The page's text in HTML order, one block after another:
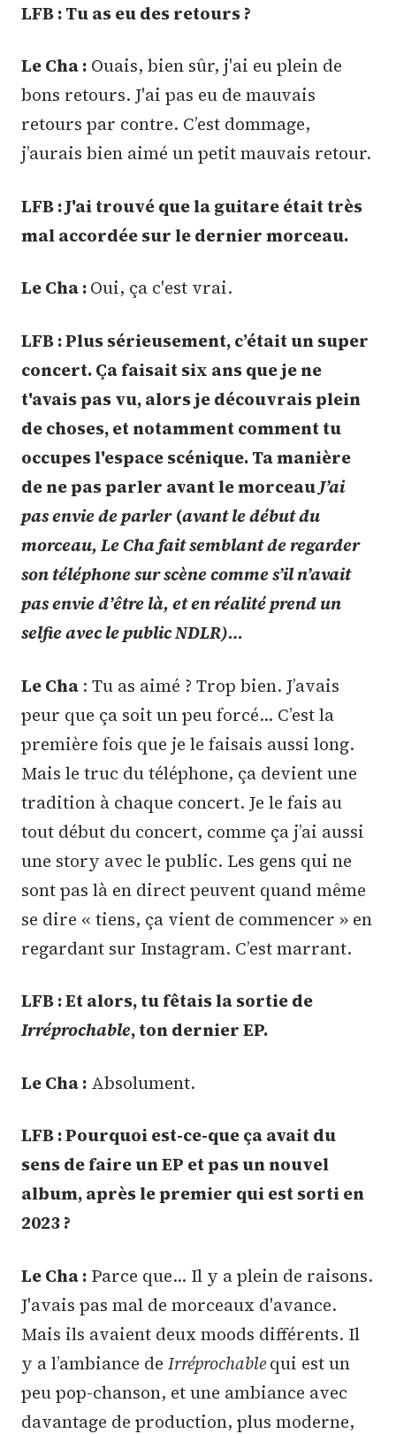
LFB : Tu as eu des retours ?
Le Cha : Ouais, bien sûr, j'ai eu plein de
bons retours. J'ai pas eu de mauvais
retours par contre. C’est dommage,
j’aurais bien aimé un petit mauvais retour.
LFB : J'ai trouvé que la guitare était très
mal accordée sur le dernier morceau.
Le Cha :Oui, ça c'est vrai.
LFB : Plus sérieusement, c’était un super
concert. Ça faisait six ans que je ne
t'avais pas vu, alors je découvrais plein
de choses, et notamment comment tu
occupes l'espace scénique. Ta manière
de ne pas parler avant le morceauJ’ai
pas envie de parler(avant le début du
morceau, Le Cha fait semblant de regarder
son téléphone sur scène comme s’il n’avait
pas envie d’être là, et en réalité prend un
selfie avec le public NDLR)…
Le Cha : Tu as aimé ? Trop bien. J’avais
peur que ça soit un peu forcé… C’est la
première fois que je le faisais aussi long.
Mais le truc du téléphone, ça devient une
tradition à chaque concert. Je le fais au
tout début du concert, comme ça j’ai aussi
une story avec le public. Les gens qui ne
sont pas là en direct peuvent quand même
se dire « tiens, ça vient de commencer » en
regardant sur Instagram. C’est marrant.
LFB : Et alors, tu fêtais la sortie de
Irréprochable, ton dernier EP.
Le Cha : Absolument.
LFB : Pourquoi est-ce-que ça avait du
sens de faire un EP et pas un nouvel
album, après le premier qui est sorti en
2023 ?
Le Cha : Parce que… Il y a plein de raisons.
J'avais pas mal de morceaux d'avance.
Mais ils avaient deux moods différents. Il
y a l’ambiance de Irréprochablequi est un
peu pop-chanson, et une ambiance avec
davantage de production, plus moderne,